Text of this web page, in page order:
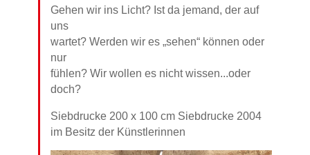
Gehen wir ins Licht? Ist da jemand, der auf
uns
wartet? Werden wir es „sehen“ können oder
nur
fühlen? Wir wollen es nicht wissen...oder
doch?
Siebdrucke 200 x 100 cm Siebdrucke 2004
im Besitz der Künstlerinnen